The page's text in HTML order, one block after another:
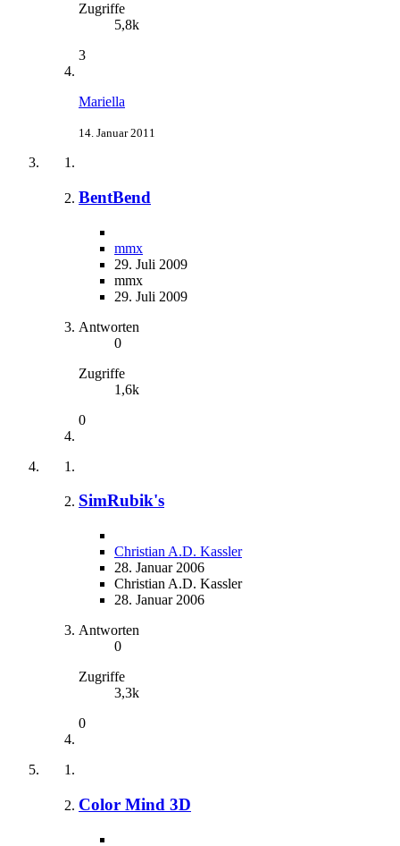
Zugriffe
5,8k
3
Mariella
14. Januar 2011
BentBend
mmx
29. Juli 2009
mmx
29. Juli 2009
Antworten
0
Zugriffe
1,6k
0
SimRubik's
Christian A.D. Kassler
28. Januar 2006
Christian A.D. Kassler
28. Januar 2006
Antworten
0
Zugriffe
3,3k
0
Color Mind 3D